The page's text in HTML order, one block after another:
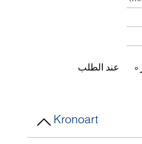
عند الطلب
Kronoart